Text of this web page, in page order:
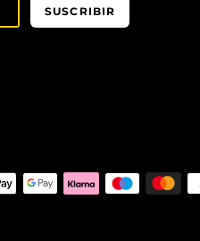
SUSCRIBIR
chulas!